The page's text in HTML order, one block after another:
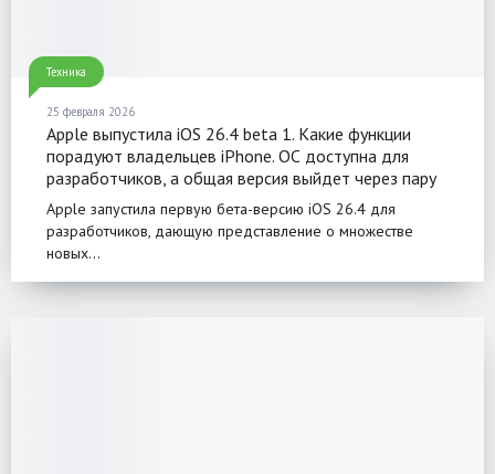
Техника
25 февраля 2026
Apple выпустила iOS 26.4 beta 1. Какие функции
порадуют владельцев iPhone. ОС доступна для
разработчиков, а общая версия выйдет через пару
недель
Apple запустила первую бета-версию iOS 26.4 для
разработчиков, дающую представление о множестве
новых...